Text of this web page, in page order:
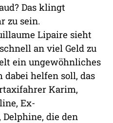
Das klingt
zu sein.
Lipaire sieht
an viel Geld zu
ein ungewöhnliches
dabei helfen soll, das
Karim,
Ex-
die den